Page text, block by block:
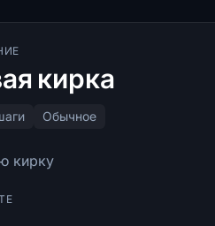
кирка
Обычное
кирку